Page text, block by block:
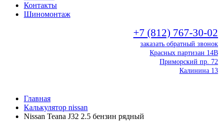
Контакты
Шиномонтаж
+7 (812) 767-30-02
заказать обратный звонок
Красных партизан 14В
Приморский пр. 72
Калинина 13
Главная
Калькулятор nissan
Nissan Teana J32 2.5 бензин рядный